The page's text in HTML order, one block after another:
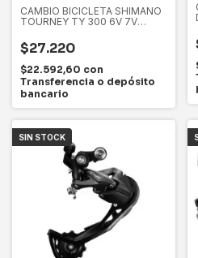
CAMBIO BICICLETA SHIMANO
TOURNEY TY 300 6V 7V
$27.220
$22.592,60 con
Transferencia o depósito
bancario
SIN STOCK